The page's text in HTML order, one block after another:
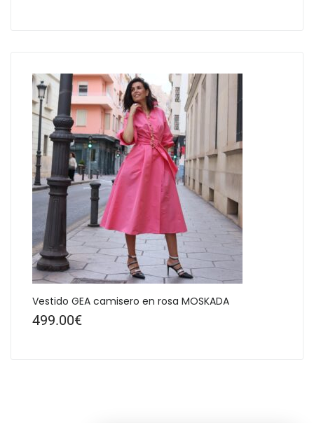
Vestido GEA camisero en rosa MOSKADA
499.00€